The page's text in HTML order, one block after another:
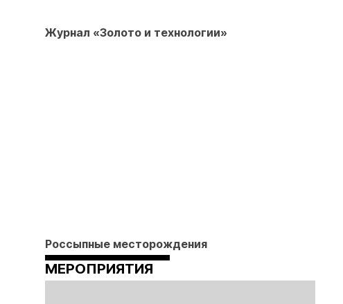
Журнал «Золото и технологии»
Россыпные месторождения
МЕРОПРИЯТИЯ